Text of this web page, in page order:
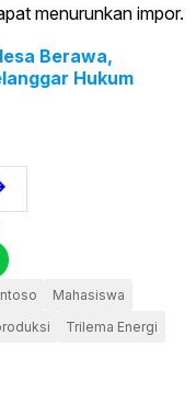
menurunkan impor.
Berawa,
Hukum
Mahasiswa
Trilema Energi